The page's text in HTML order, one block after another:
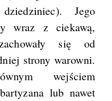
Jego
wraz z ciekawą,
się od
strony warowni.
wejściem
lub nawet